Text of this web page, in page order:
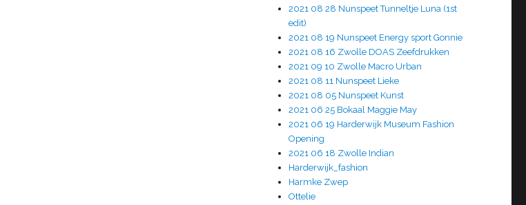
2021 08 28 Nunspeet Tunneltje Luna (1st
edit)
2021 08 19 Nunspeet Energy sport Gonnie
2021 08 16 Zwolle DOAS Zeefdrukken
2021 09 10 Zwolle Macro Urban
2021 08 11 Nunspeet Lieke
2021 08 05 Nunspeet Kunst
2021 06 25 Bokaal Maggie May
2021 06 19 Harderwijk Museum Fashion
Opening
2021 06 18 Zwolle Indian
Harderwijk_fashion
Harmke Zwep
Ottelie